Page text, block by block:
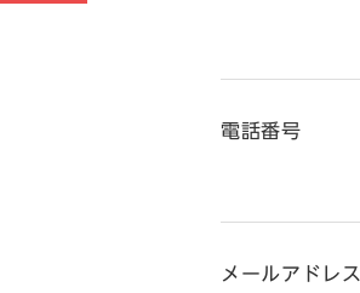
電話番号
メールアドレス